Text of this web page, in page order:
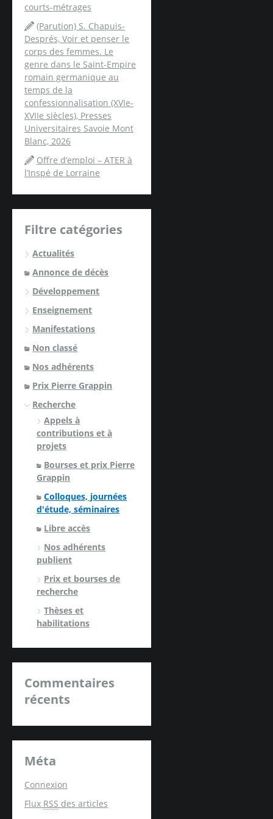
courts-métrages
(Parution) S. Chapuis-
Després, Voir et penser le
corps des femmes. Le
genre dans le Saint-Empire
romain germanique au
temps de la
confessionnalisation (XVIe-
XVIIe siècles), Presses
Universitaires Savoie Mont
Blanc, 2026
Offre d’emploi – ATER à
l’Inspé de Lorraine
Filtre catégories
Actualités
Annonce de décès
Développement
Enseignement
Manifestations
Non classé
Nos adhérents
Prix Pierre Grappin
Recherche
Appels à
contributions et à
projets
Bourses et prix Pierre
Grappin
Colloques, journées
d'étude, séminaires
Libre accès
Nos adhérents
publient
Prix et bourses de
recherche
Thèses et
habilitations
Commentaires
récents
Méta
Connexion
Flux RSS des articles